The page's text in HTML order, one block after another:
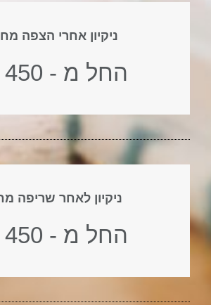
ניקיון אחרי הצפה
החל מ - 450 ₪
ניקיון לאחר שריפה
החל מ - 450 ₪